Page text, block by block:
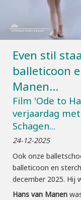
Even stil
balleticoon
Manen...
Film 'Ode to
verjaardag
Schagen...
24-12-2025
Ook onze
balleticoon en
december 2025. Hij
Hans van Manen